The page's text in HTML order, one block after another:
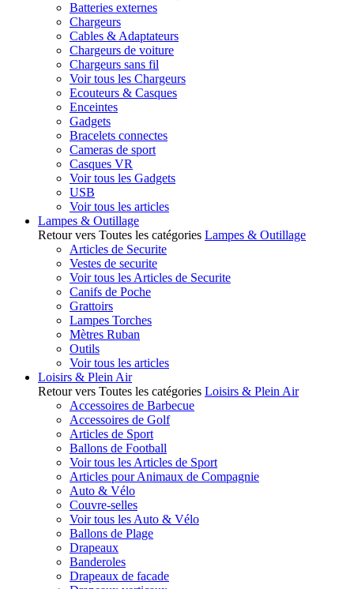
Batteries externes
Chargeurs
Cables & Adaptateurs
Chargeurs de voiture
Chargeurs sans fil
Voir tous les Chargeurs
Ecouteurs & Casques
Enceintes
Gadgets
Bracelets connectes
Cameras de sport
Casques VR
Voir tous les Gadgets
USB
Voir tous les articles
Lampes & Outillage
Retour vers Toutes les catégories Lampes & Outillage
Articles de Securite
Vestes de securite
Voir tous les Articles de Securite
Canifs de Poche
Grattoirs
Lampes Torches
Mètres Ruban
Outils
Voir tous les articles
Loisirs & Plein Air
Retour vers Toutes les catégories Loisirs & Plein Air
Accessoires de Barbecue
Accessoires de Golf
Articles de Sport
Ballons de Football
Voir tous les Articles de Sport
Articles pour Animaux de Compagnie
Auto & Vélo
Couvre-selles
Voir tous les Auto & Vélo
Ballons de Plage
Drapeaux
Banderoles
Drapeaux de facade